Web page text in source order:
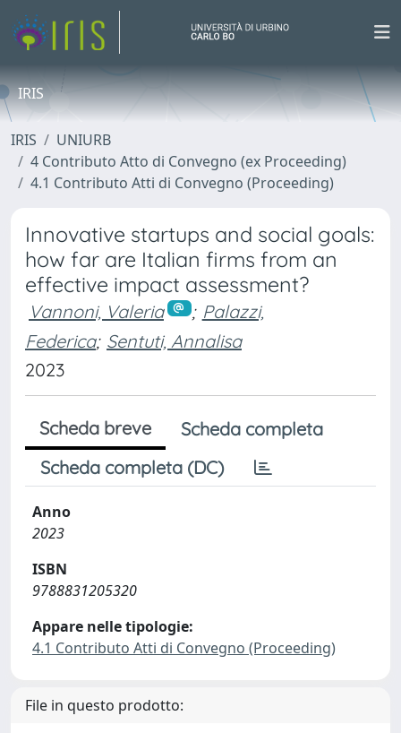
IRIS
IRIS
UNIURB
4 Contributo Atto di Convegno (ex Proceeding)
4.1 Contributo Atti di Convegno (Proceeding)
Innovative startups and social goals:
how far are Italian firms from an
effective impact assessment?
Vannoni, Valeria ; Palazzi,
Federica; Sentuti, Annalisa
2023
Scheda breve
Scheda completa
Scheda completa (DC)
Anno
2023
ISBN
9788831205320
Appare nelle tipologie:
4.1 Contributo Atti di Convegno (Proceeding)
File in questo prodotto: